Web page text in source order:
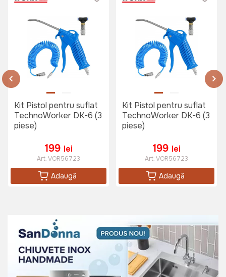
Furtun de aer comprimat
TechnoWorker PVC 6X15m
Art:VOR56909
285 lei
Pistol de vopsit Tolsen Industrial
Art:
450 lei
Capsator pneumatic Wokin 2in1
50/9040
Art:814002
Kit Pistol pentru suflat
TechnoWorker DK-6 (3
piese)
199 lei
Art:VOR56723
Adaugă
Kit Pistol pentru suflat
TechnoWorker DK-6 (3
piese)
199 lei
Art:VOR56723
Adaugă